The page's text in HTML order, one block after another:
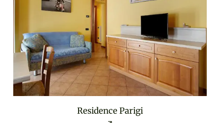
Residence Parigi